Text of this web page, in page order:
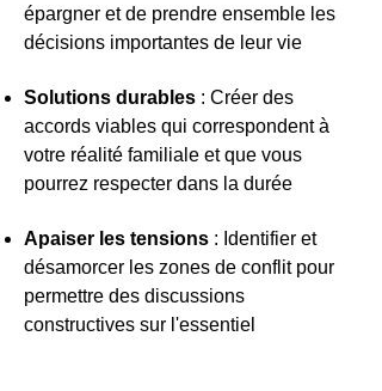
épargner et de prendre ensemble les
décisions importantes de leur vie
Solutions durables : Créer des
accords viables qui correspondent à
votre réalité familiale et que vous
pourrez respecter dans la durée
Apaiser les tensions : Identifier et
désamorcer les zones de conflit pour
permettre des discussions
constructives sur l'essentiel